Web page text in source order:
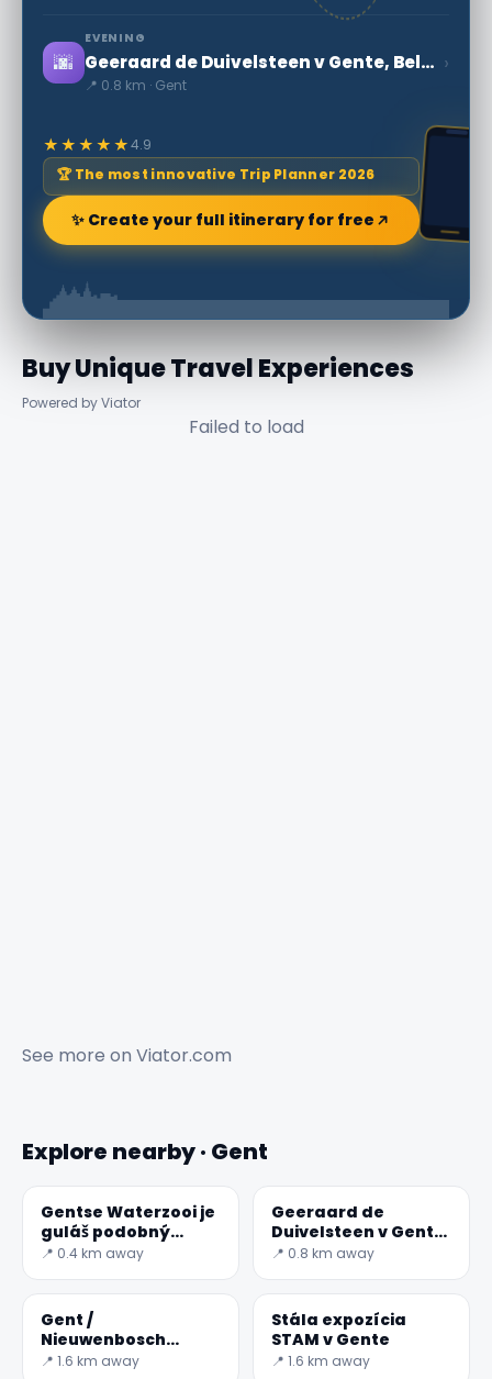
🌆
EVENING
Geeraard de Duivelsteen v Gente, Belgicko
📍 0.8 km · Gent
›
★★★★★4.9
🏆 The most innovative Trip Planner 2026
✨ Create your full itinerary for free
Buy Unique Travel Experiences
Powered by Viator
Failed to load
See more on Viator.com
Explore nearby · Gent
Gentse Waterzooi je
guláš podobný
polievke
📍 0.4 km away
Geeraard de
Duivelsteen v Gente,
Belgicko
📍 0.8 km away
Gent /
Nieuwenbosch
Abbey
📍 1.6 km away
Stála expozícia
STAM v Gente
📍 1.6 km away